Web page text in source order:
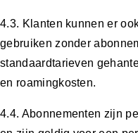
4.3. Klanten kunnen er
gebruiken zonder
standaardtarieven
en roamingkosten.
4.4. Abonnementen zijn